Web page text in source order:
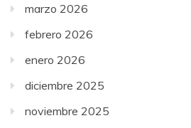
marzo 2026
febrero 2026
enero 2026
diciembre 2025
noviembre 2025